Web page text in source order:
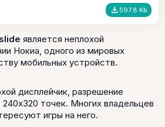
file_download 597.8 Kb
является неплохой
Нокиа, одного из мировых
мобильных устройств.
дисплейчик, разрешение
точек. Многих владельцев
игры на него.